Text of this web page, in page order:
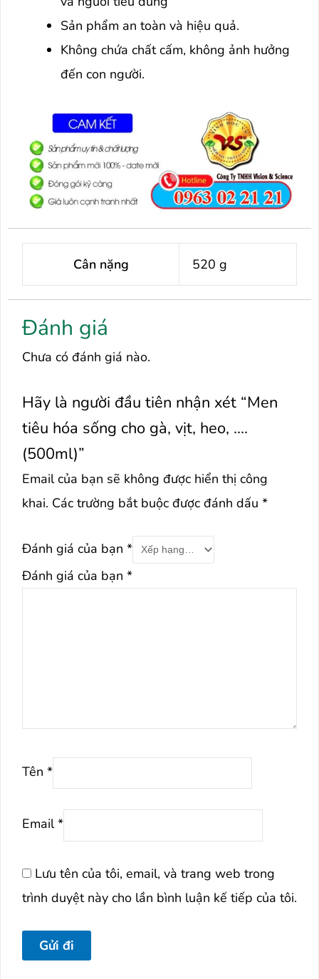
Sản phẩm an toàn và hiệu quả.
Không chứa chất cấm, không ảnh hưởng
đến con người.
Cân nặng 520 g
Đánh giá
Chưa có đánh giá nào.
Hãy là người đầu tiên nhận xét “Men
tiêu hóa sống cho gà, vịt, heo, ….
(500ml)”
Email của bạn sẽ không được hiển thị công
khai. Các trường bắt buộc được đánh dấu *
Đánh giá của bạn *
Đánh giá của bạn *
Tên *
Email*
Lưu tên của tôi, email, và trang web trong
trình duyệt này cho lần bình luận kế tiếp của tôi.